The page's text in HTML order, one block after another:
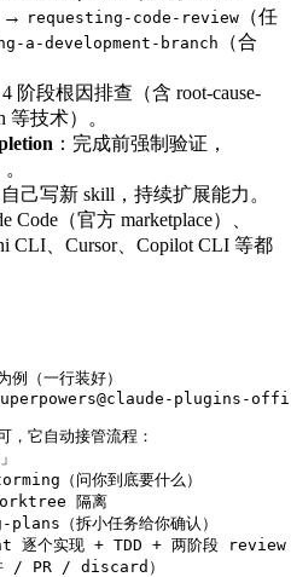
→
requesting-code-review （任
a-development-branch
（合
4 阶段根因排查（含 root-cause-
等技术）。
：完成前强制验证，
己写新 skill，持续扩展能力。
Code（官方 marketplace）、
CLI、Cursor、Copilot CLI 等都
（一行装好）
plugins-
，它自动接管流程：
（问你到底要什么）
隔离
（拆小任务给你确认）
逐个实现 + TDD + 两阶段 review
/ PR / discard）